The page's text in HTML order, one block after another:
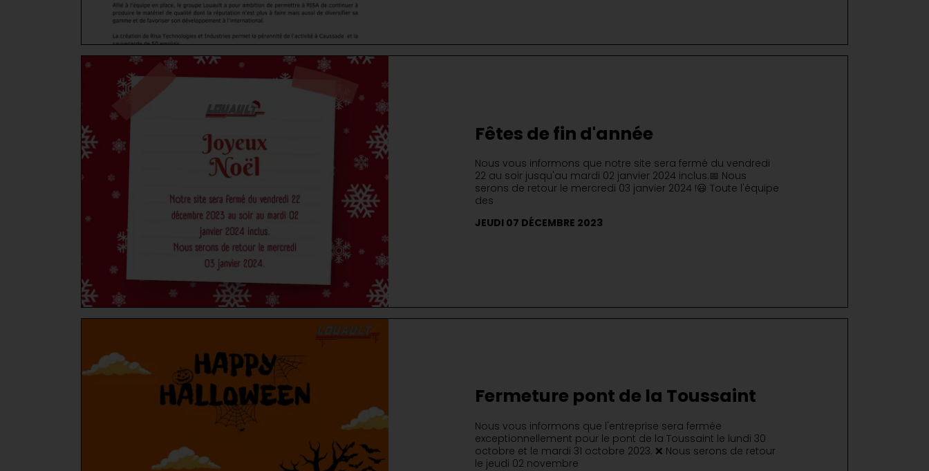
Fêtes de fin d'année
Nous vous informons que notre site sera fermé du vendredi
22 au soir jusqu'au mardi 02 janvier 2024 inclus.📅 Nous
serons de retour le mercredi 03 janvier 2024 !😃 Toute l'équipe
des
JEUDI 07 DÉCEMBRE 2023
Fermeture pont de la Toussaint
2023
Nous vous informons que l'entreprise sera fermée
exceptionnellement pour le pont de la Toussaint le lundi 30
octobre et le mardi 31 octobre 2023. ❌ Nous serons de retour
le jeudi 02 novembre